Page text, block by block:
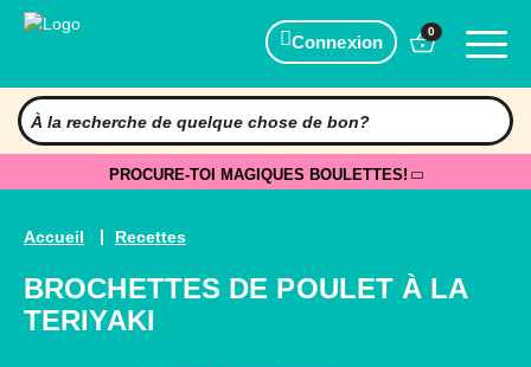
Connexion
0
PROCURE-TOI MAGIQUES BOULETTES!
Accueil Recettes
BROCHETTES DE POULET À LA
TERIYAKI